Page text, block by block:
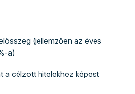
(jellemzően az éves
a)
a célzott hitelekhez képest